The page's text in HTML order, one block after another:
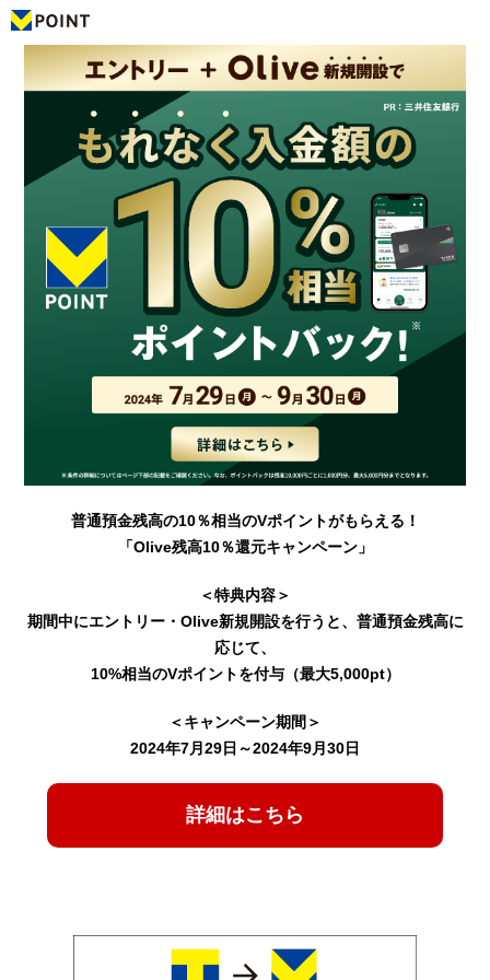
普通預金残高の10％相当のVポイントがもらえる！
「Olive残高10％還元キャンペーン」
＜特典内容＞
期間中にエントリー・Olive新規開設を行うと、普通預金残高に
応じて、
10%相当のVポイントを付与（最大5,000pt）
＜キャンペーン期間＞
2024年7月29日～2024年9月30日
詳細はこちら